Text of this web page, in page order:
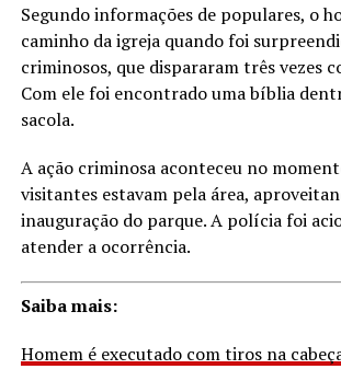
Segundo informações de populares, o
caminho da igreja quando foi
criminosos, que dispararam três vezes
Com ele foi encontrado uma bíblia
sacola.
A ação criminosa aconteceu no
visitantes estavam pela área,
inauguração do parque. A polícia foi
atender a ocorrência.
Saiba mais:
Homem é executado com tiros na